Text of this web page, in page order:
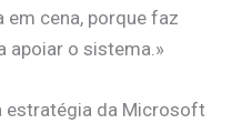
em cena, porque faz
apoiar o sistema.»
estratégia da Microsoft